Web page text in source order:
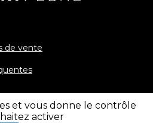
de vente
et vous donne le contrôle
activer